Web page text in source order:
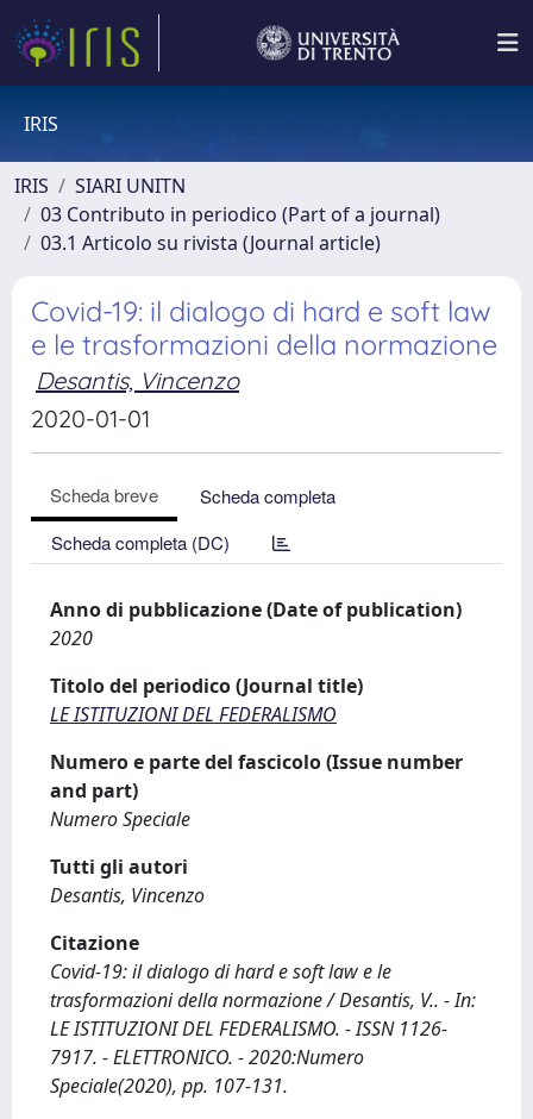
IRIS
IRIS
SIARI UNITN
03 Contributo in periodico (Part of a journal)
03.1 Articolo su rivista (Journal article)
Covid-19: il dialogo di hard e soft law
e le trasformazioni della normazione
Desantis, Vincenzo
2020-01-01
Scheda breve
Scheda completa
Scheda completa (DC)
Anno di pubblicazione (Date of publication)
2020
Titolo del periodico (Journal title)
LE ISTITUZIONI DEL FEDERALISMO
Numero e parte del fascicolo (Issue number
and part)
Numero Speciale
Tutti gli autori
Desantis, Vincenzo
Citazione
Covid-19: il dialogo di hard e soft law e le
trasformazioni della normazione / Desantis, V.. - In:
LE ISTITUZIONI DEL FEDERALISMO. - ISSN 1126-
7917. - ELETTRONICO. - 2020:Numero
Speciale(2020), pp. 107-131.